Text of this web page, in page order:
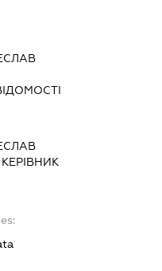
КЕРІВНИК